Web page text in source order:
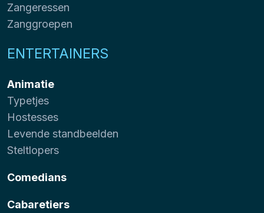
Zangeressen
Zanggroepen
ENTERTAINERS
Animatie
Typetjes
Hostesses
Levende standbeelden
Steltlopers
Comedians
Cabaretiers